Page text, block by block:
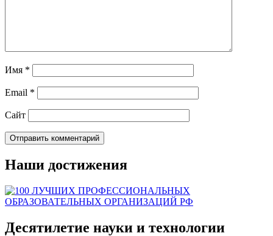
Имя *
Email *
Сайт
Наши достижения
Десятилетие науки и технологии